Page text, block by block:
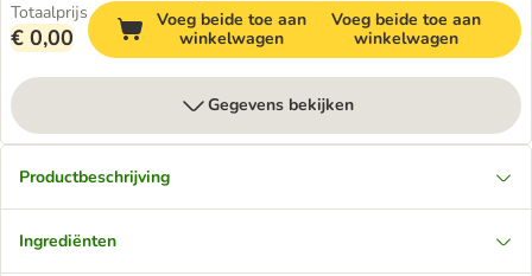
Totaalprijs
€ 0,00
Voeg beide toe aan
winkelwagen
Voeg beide toe aan
winkelwagen
Gegevens bekijken
Productbeschrijving
Ingrediënten